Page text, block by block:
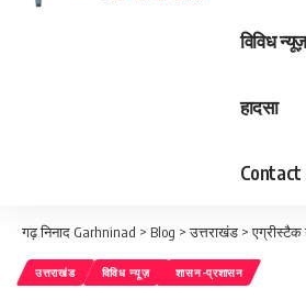
विविध
हादसा
Contact
गढ़ निनाद Garhninad > Blog >उत्तराखंड >एग्रीस्टैक योजना के
उत्तराखंड विविध न्यूज़ शासन-प्रशासन